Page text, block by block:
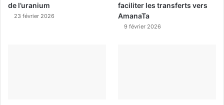
de l’uranium
23 février 2026
faciliter les transferts vers
AmanaTa
9 février 2026